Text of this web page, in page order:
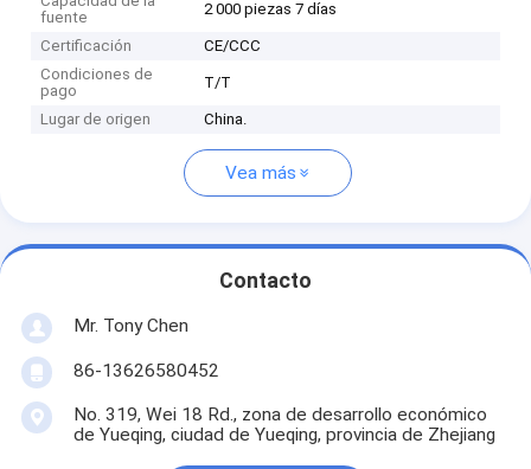
fuente
2 000 piezas 7 días
Certificación
CE/CCC
Condiciones de
pago
T/T
Lugar de origen China.
Vea más
Contacto
Mr. Tony Chen
86-13626580452
No. 319, Wei 18 Rd., zona de desarrollo económico
de Yueqing, ciudad de Yueqing, provincia de Zhejiang